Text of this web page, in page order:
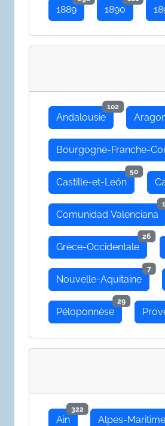
1889 1890
Andalousie
102
Bourgogne-Franche-
Castille-et-León
50
Comunidad Valenciana
Grèce-Occidentale
26
Nouvelle-Aquitaine
7
Péloponnèse
29
Ain
322
Alpes-